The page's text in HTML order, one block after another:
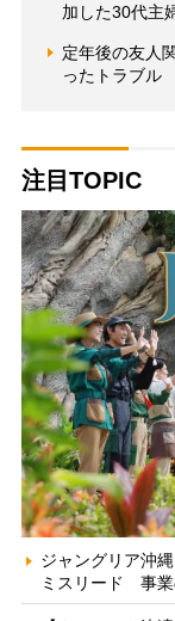
加した30代主
定年後の友人
ったトラブル
注目TOPIC
ジャングリア沖
ミスリード 事業